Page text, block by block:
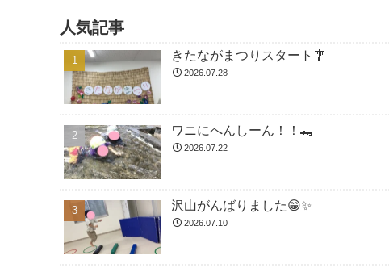
人気記事
きたながまつりスタート🎐
2026.07.28
ワニにへんしーん！！🐊
2026.07.22
沢山がんばりました😁✨
2026.07.10